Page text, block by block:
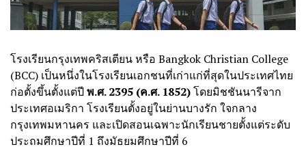
โรงเรียนกรุงเทพคริสเตียน หรือ Bangkok Christian College
(BCC) เป็นหนึ่งในโรงเรียนเอกชนที่เก่าแก่ที่สุดในประเทศไทย
ก่อตั้งขึ้นตั้งแต่ปีพ.ศ. 2395 (ค.ศ. 1852)โดยมิชชันนารีจาก
ประเทศอเมริกา โรงเรียนตั้งอยู่ในย่านบางรัก ใจกลาง
กรุงเทพมหานคร และเปิดสอนเฉพาะนักเรียนชายตั้งแต่ระดับ
ประถมศึกษาปีที่ 1 ถึงมัธยมศึกษาปีที่ 6